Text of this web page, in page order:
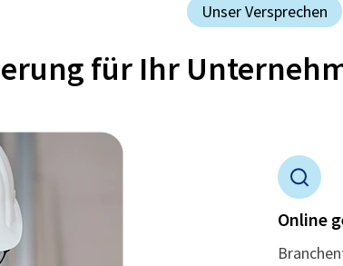
Unser Versprechen
für Ihr
Online